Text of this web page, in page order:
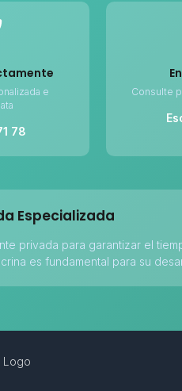
e
78
Consulte
Especializada
privada para garantizar el
es fundamental para su